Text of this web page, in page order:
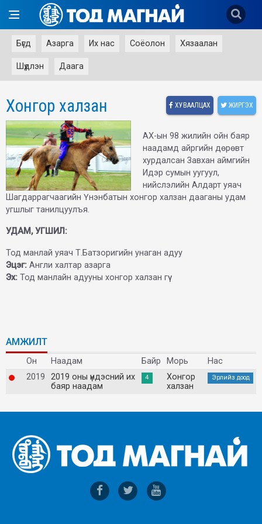
Бүгд Азарга Их нас Соёолон Хязаалан
Шүдлэн Даага
Хонгор халзан ХУВААЛЦАХ ЖИРГЭХ
АХ-ын 98 жилийн ойн баяр
наадамд айргийн дөрөвт
хурдалсан Завхан аймгийн
Идэр сумын уугуул,
нийслэлийн Алдарт уяач
Шагдаррагчаагийн Үнэнбатын хонгор халзан дааганы удам
угшлыг танилцуулъя.
УДАМ, УГШИЛ:
Тод манлай уяач Т.Батзоригийн унаган адуу
Эцэг: Англи халтар азарга
Эх: Тод манлайн адууны хонгор халзан гүү
АМЖИЛТ
Он Наадам Байр Морь
Нас
2019
2019 оны үндэсний их
баяр наадам
4
Хонгор
халзан
Эрлийз доод